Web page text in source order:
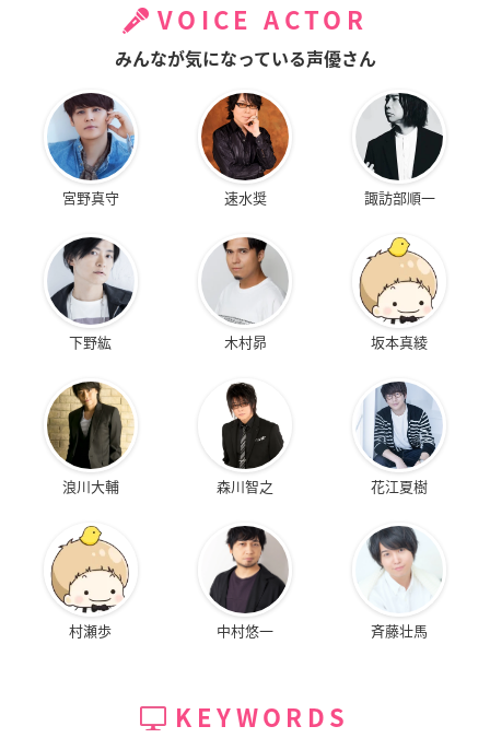
VOICE ACTOR
みんなが気になっている声優さん
宮野真守 速水奨 諏訪部順一
下野紘 木村昴 坂本真綾
浪川大輔 森川智之 花江夏樹
村瀬歩 中村悠一 斉藤壮馬
KEYWORDS